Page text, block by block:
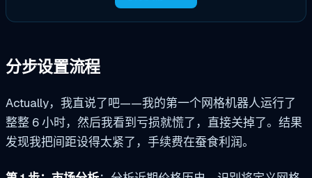
分步设置流程
Actually，我直说了吧——我的第一个网格机器人运行了
整整 6 小时，然后我看到亏损就慌了，直接关掉了。结果
发现我把间距设得太紧了，手续费在蚕食利润。